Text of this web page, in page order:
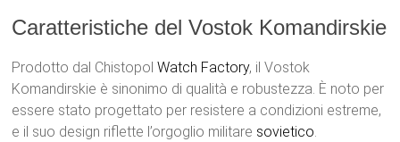
Caratteristiche del Vostok Komandirskie
Prodotto dal ChistopolWatch Factory, il Vostok
Komandirskie è sinonimo di qualità e robustezza. È noto per
essere stato progettato per resistere a condizioni estreme,
e il suo design riflette l’orgoglio militare sovietico.